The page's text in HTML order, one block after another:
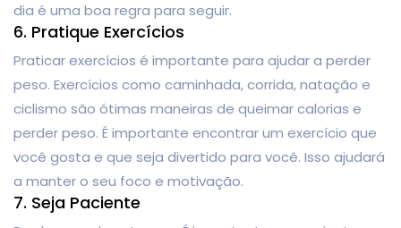
dia é uma boa regra para seguir.
6. Pratique Exercícios
Praticar exercícios é importante para ajudar a perder
peso. Exercícios como caminhada, corrida, natação e
ciclismo são ótimas maneiras de queimar calorias e
perder peso. É importante encontrar um exercício que
você gosta e que seja divertido para você. Isso ajudará
a manter o seu foco e motivação.
7. Seja Paciente